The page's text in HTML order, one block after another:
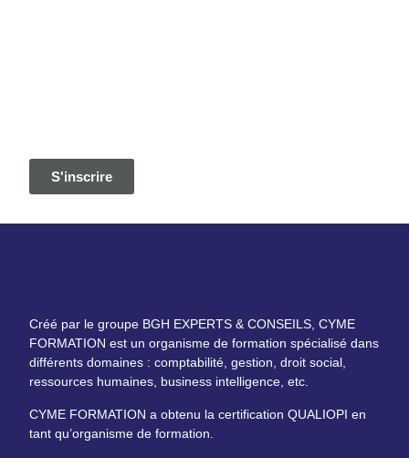
S'inscrire
Créé par le groupe BGH EXPERTS & CONSEILS, CYME
FORMATION est un organisme de formation spécialisé dans
différents domaines : comptabilité, gestion, droit social,
ressources humaines, business intelligence, etc.
CYME FORMATION a obtenu la certification QUALIOPI en
tant qu’organisme de formation.